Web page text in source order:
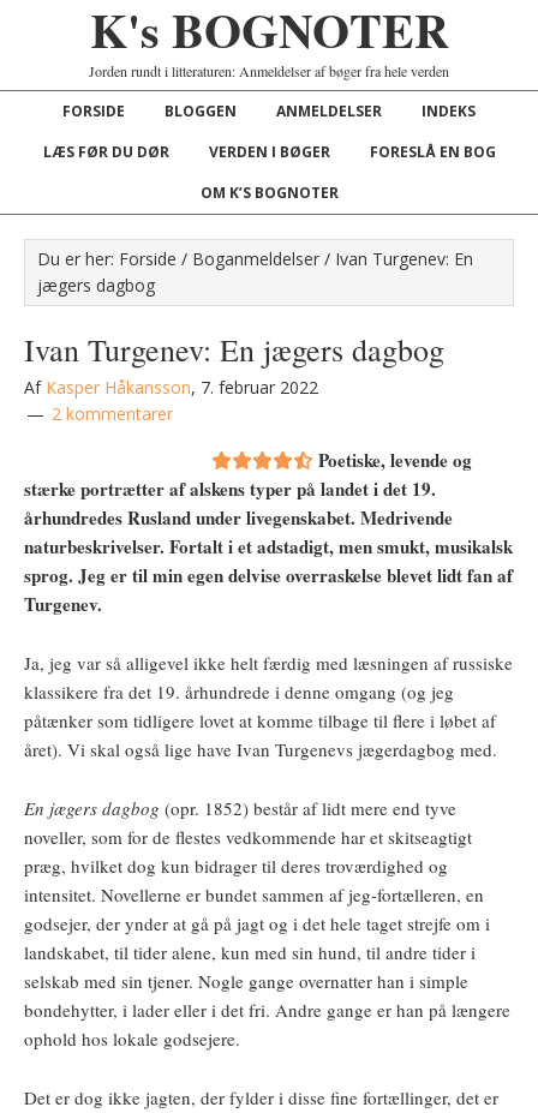
K's BOGNOTER
Jorden rundt i litteraturen: Anmeldelser af bøger fra hele verden
FORSIDE BLOGGEN ANMELDELSER
INDEKS
LÆS FØR DU DØR
VERDEN I BØGER
FORESLÅ EN BOG
OM K’S BOGNOTER
Du er her: Forside / Boganmeldelser / Ivan Turgenev: En
jægers dagbog
Ivan Turgenev: En jægers dagbog
Af Kasper Håkansson, 7. februar 2022
2 kommentarer
Poetiske, levende og
stærke portrætter af alskens typer på landet i det 19.
århundredes Rusland under livegenskabet. Medrivende
naturbeskrivelser. Fortalt i et adstadigt, men smukt, musikalsk
sprog. Jeg er til min egen delvise overraskelse blevet lidt fan af
Turgenev.
Ja, jeg var så alligevel ikke helt færdig med læsningen af russiske
klassikere fra det 19. århundrede i denne omgang (og jeg
påtænker som tidligere lovet at komme tilbage til flere i løbet af
året). Vi skal også lige have Ivan Turgenevs jægerdagbog med.
En jægers dagbog (opr. 1852) består af lidt mere end tyve
noveller, som for de flestes vedkommende har et skitseagtigt
præg, hvilket dog kun bidrager til deres troværdighed og
intensitet. Novellerne er bundet sammen af jeg-fortælleren, en
godsejer, der ynder at gå på jagt og i det hele taget strejfe om i
landskabet, til tider alene, kun med sin hund, til andre tider i
selskab med sin tjener. Nogle gange overnatter han i simple
bondehytter, i lader eller i det fri. Andre gange er han på længere
ophold hos lokale godsejere.
Det er dog ikke jagten, der fylder i disse fine fortællinger, det er